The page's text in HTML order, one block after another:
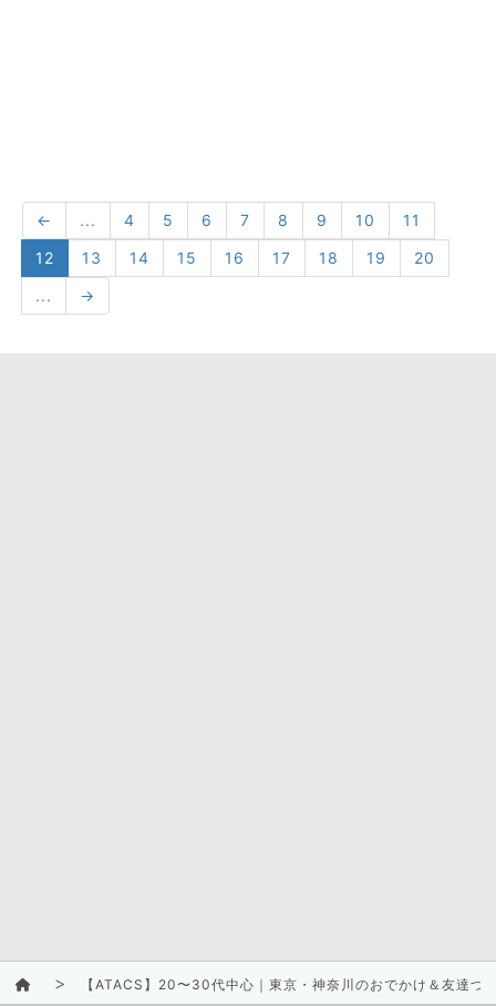
← ... 4 5 6 7 8 9 10
11
12
13 14 15 16 17 18 19
20
...
→
【ATACS】20〜30代中心｜東京・神奈川のおでかけ＆友達づ